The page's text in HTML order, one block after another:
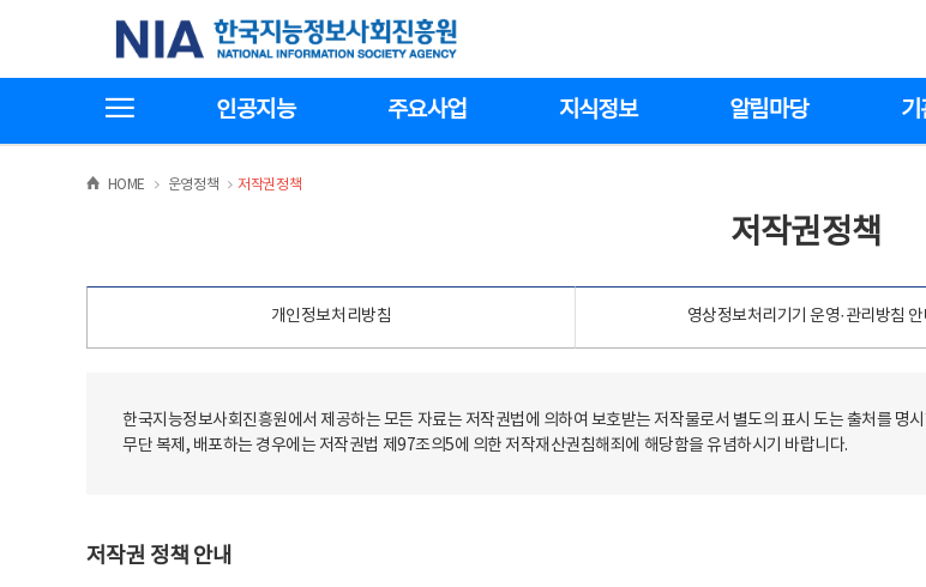
기
한국지능정보사회진흥원
인공지능 주요사업 지식정보 알림마당 기
HOME >운영정책 >
저작권정책
저작권정책
개인정보처리방침 영상정보처리기기 운영·관리방침 안
한국지능정보사회진흥원에서 제공하는 모든 자료는 저작권법에 의하여 보호받는 저작물로서 별도의 표시 도는 출처를
무단 복제, 배포하는 경우에는 저작권법 제97조의5에 의한 저작재산권침해죄에 해당함을 유념하시기 바랍니다.
저작권 정책 안내